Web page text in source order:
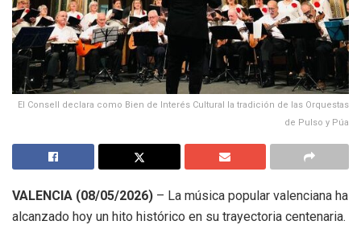
El Consell declara como Bien de Interés Cultural la tradición de las Orquestas
de Pulso y Púa
VALENCIA (08/05/2026) – La música popular valenciana ha
alcanzado hoy un hito histórico en su trayectoria centenaria.